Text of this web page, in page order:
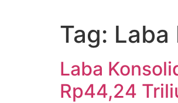
Tag: Laba
Laba
Rp44,24